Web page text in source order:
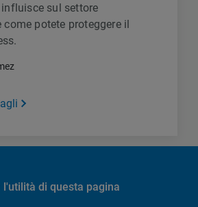
sul settore
come potete proteggere il
l'utilità di questa pagina